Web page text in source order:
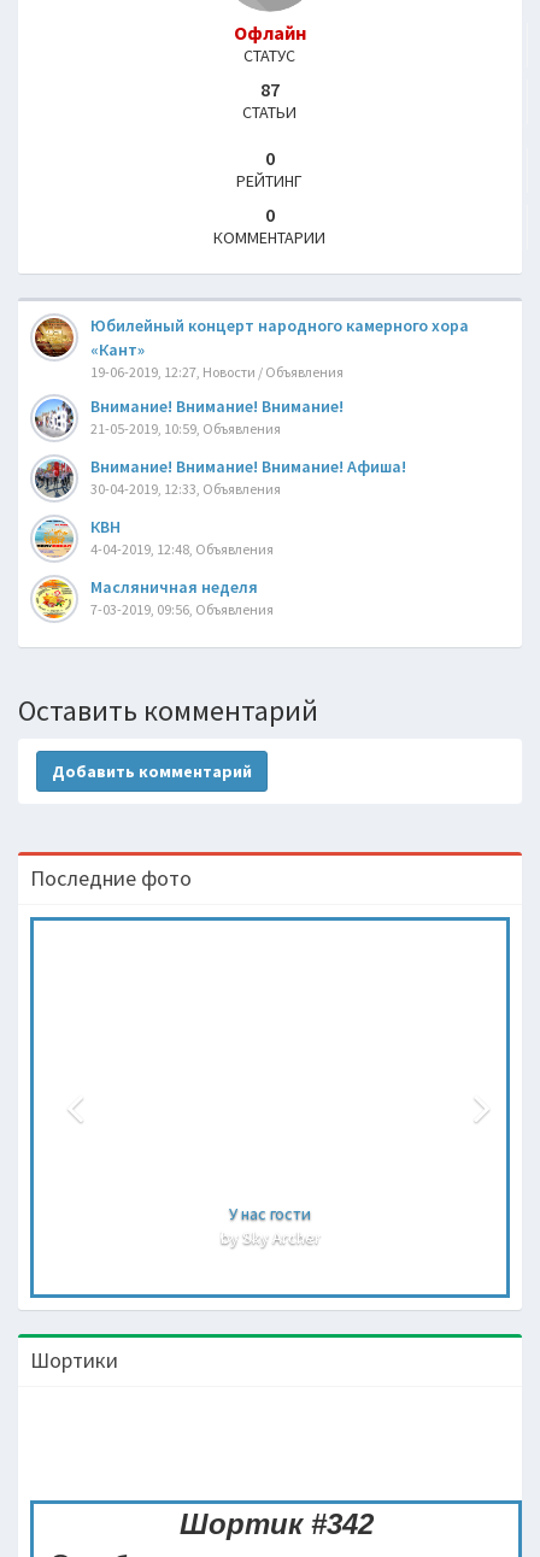
Офлайн
СТАТУС
87
СТАТЬИ
0
РЕЙТИНГ
0
КОММЕНТАРИИ
Юбилейный концерт народного камерного хора
«Кант»
19-06-2019, 12:27, Новости / Объявления
Bнимaние! Bнимaние! Bнимaние!
21-05-2019, 10:59, Объявления
Внимание! Внимание! Внимание! Афиша!
30-04-2019, 12:33, Объявления
КВН
4-04-2019, 12:48, Объявления
Масляничная неделя
7-03-2019, 09:56, Объявления
Оставить комментарий
Добавить комментарий
Последние фото
У нас гости
by Sky Archer
Шортики
Шортик #342